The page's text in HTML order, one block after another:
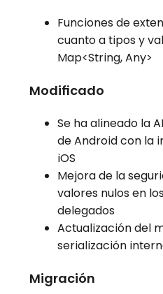
Funciones de
cuanto a tipos y
Map<String, Any>
Modificado
Se ha alineado la
de Android con la
iOS
Mejora de la
valores nulos en
delegados
Actualización del
serialización
Migración